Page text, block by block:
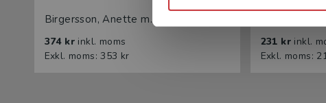
Birgersson, Anette m.fl.
374 kr inkl. moms
Exkl. moms: 353 kr
231 kr inkl.
Exkl. moms: